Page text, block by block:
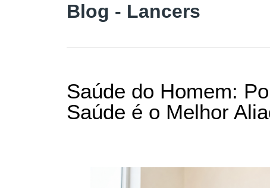
Blog - Lancers
Saúde do Homem:
Saúde é o Melhor